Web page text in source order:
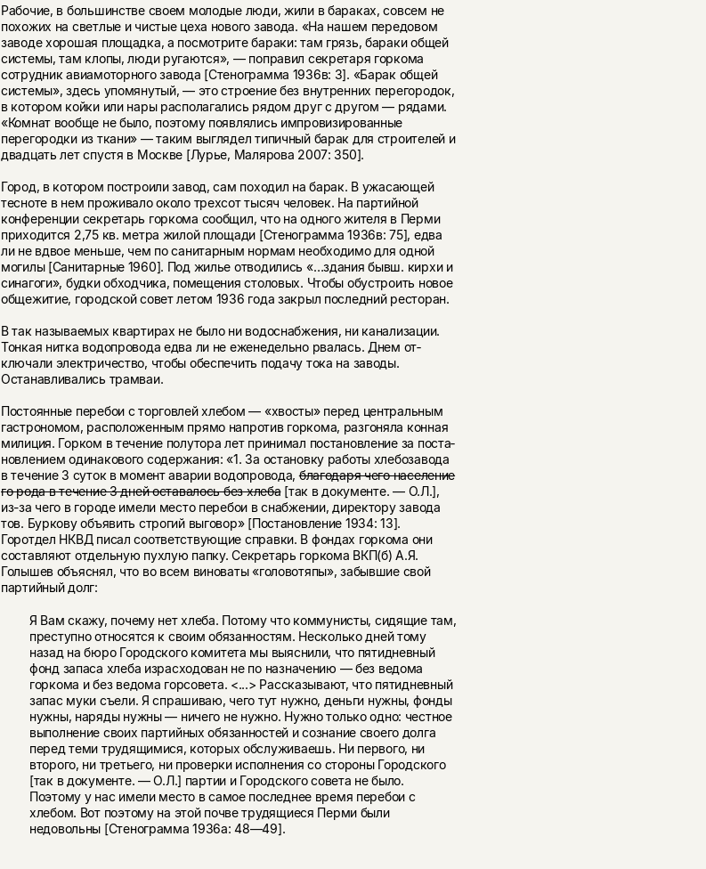
Рабочие, в большинстве своем молодые люди, жили в бараках, совсем не
похожих на светлые и чистые цеха нового завода. «На нашем передовом
за­воде хорошая площадка, а посмотрите бараки: там грязь, бараки общей
си­стемы, там клопы, люди ругаются», — поправил секретаря горкома
сотрудник авиамоторного завода [Стенограмма 1936в: 3]. «Барак общей
системы», здесь упомянутый, — это строение без внутренних перегородок,
в котором койки или нары располагались рядом друг с другом — рядами.
«Комнат вообще не было, поэтому появлялись импровизированные
перегородки из ткани» — таким выглядел типичный барак для строителей и
двадцать лет спустя в Москве [Лурье, Малярова 2007: 350].
Город, в котором построили завод, сам походил на барак. В ужасающей
тесноте в нем проживало около трехсот тысяч человек. На партийной
конференции секретарь горкома сообщил, что на одного жителя в Перми
приходится 2,75 кв. метра жилой площади [Стенограмма 1936в: 75], едва
ли не вдвое меньше, чем по санитарным нормам необходимо для одной
могилы [Санитарные 1960]. Под жилье отводились «…здания бывш. кирхи и
сина­гоги», будки обходчика, помещения столовых. Чтобы обустроить новое
об­щежитие, городской совет летом 1936 года закрыл последний ресторан.
В так называемых квартирах не было ни водоснабжения, ни канализа­ции.
Тонкая нитка водопровода едва ли не еженедельно рвалась. Днем от­
ключали электричество, чтобы обеспечить подачу тока на заводы.
Останав­ливались трамваи.
Постоянные перебои с торговлей хлебом — «хвосты» перед центральным
гастрономом, расположенным прямо напротив горкома, разгоняла конная
милиция. Горком в течение полутора лет принимал постановление за поста­
новлением одинакового содержания: «1. За остановку работы хлебозавода
в течение 3 суток в момент аварии водопровода,благодаря чего население
го рода в течение 3 дней оставалось без хлеба[так в документе. — О.Л.],
из-за чего в городе имели место перебои в снабжении, директору завода
тов. Бур­кову объявить строгий выговор» [Постановление 1934: 13].
Горотдел НКВД писал соответствующие справки. В фондах горкома они
составляют отдель­ную пухлую папку. Секретарь горкома ВКП(б) А.Я.
Голышев объяснял, что во всем виноваты «головотяпы», забывшие свой
партийный долг:
Я Вам скажу, почему нет хлеба. Потому что коммунисты, сидящие там,
пре­ступно относятся к своим обязанностям. Несколько дней тому
назад на бюро Городского комитета мы выяснили, что пятидневный
фонд запаса хлеба израсходован не по назначению — без ведома
горкома и без ведома горсовета. <...> Рассказывают, что пятидневный
запас муки съели. Я спра­шиваю, чего тут нужно, деньги нужны, фонды
нужны, наряды нужны — ничего не нужно. Нужно только одно: честное
выполнение своих партий­ных обязанностей и сознание своего долга
перед теми трудящимися, кото­рых обслуживаешь. Ни первого, ни
второго, ни третьего, ни проверки ис­полнения со стороны Городского
[так в документе. — О.Л.] партии и Городского совета не было.
Поэтому у нас имели место в самое последнее время перебои с
хлебом. Вот поэтому на этой почве трудящиеся Перми были
недовольны [Стенограмма 1936а: 48—49].